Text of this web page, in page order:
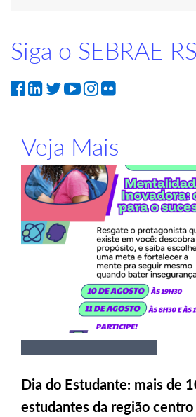
Siga o SEBRAE RS
Veja Mais
Dia do Estudante: mais de
estudantes da região